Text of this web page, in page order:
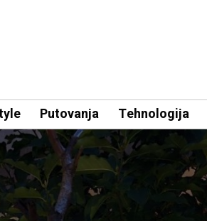
Putovanja Tehnologija